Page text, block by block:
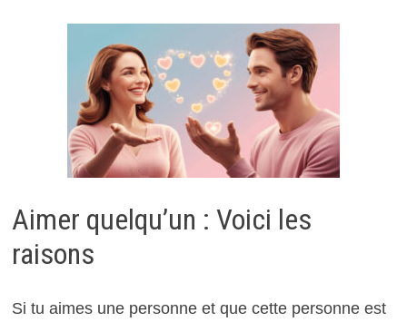
Aimer quelqu’un : Voici les
raisons
Si tu aimes une personne et que cette personne est